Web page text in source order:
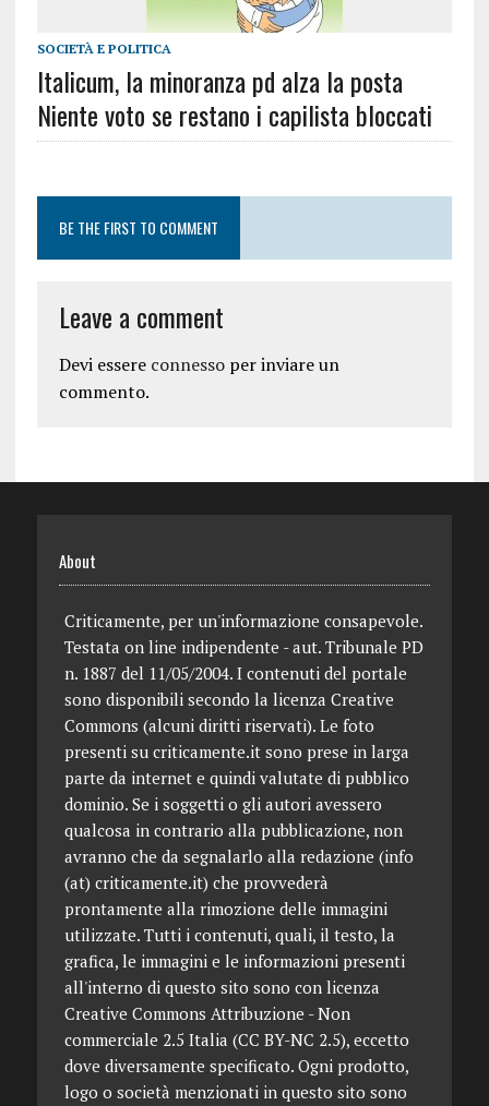
SOCIETÀ E POLITICA
Italicum, la minoranza pd alza la posta
Niente voto se restano i capilista bloccati
BE THE FIRST TO COMMENT
Leave a comment
Devi essere connessoper inviare un
commento.
About
Criticamente, per un'informazione consapevole.
Testata on line indipendente - aut. Tribunale PD
n. 1887 del 11/05/2004. I contenuti del portale
sono disponibili secondo la licenza Creative
Commons (alcuni diritti riservati). Le foto
presenti su criticamente.it sono prese in larga
parte da internet e quindi valutate di pubblico
dominio. Se i soggetti o gli autori avessero
qualcosa in contrario alla pubblicazione, non
avranno che da segnalarlo alla redazione (info
(at) criticamente.it) che provvederà
prontamente alla rimozione delle immagini
utilizzate. Tutti i contenuti, quali, il testo, la
grafica, le immagini e le informazioni presenti
all'interno di questo sito sono con licenza
Creative Commons Attribuzione - Non
commerciale 2.5 Italia (CC BY-NC 2.5), eccetto
dove diversamente specificato. Ogni prodotto,
logo o società menzionati in questo sito sono